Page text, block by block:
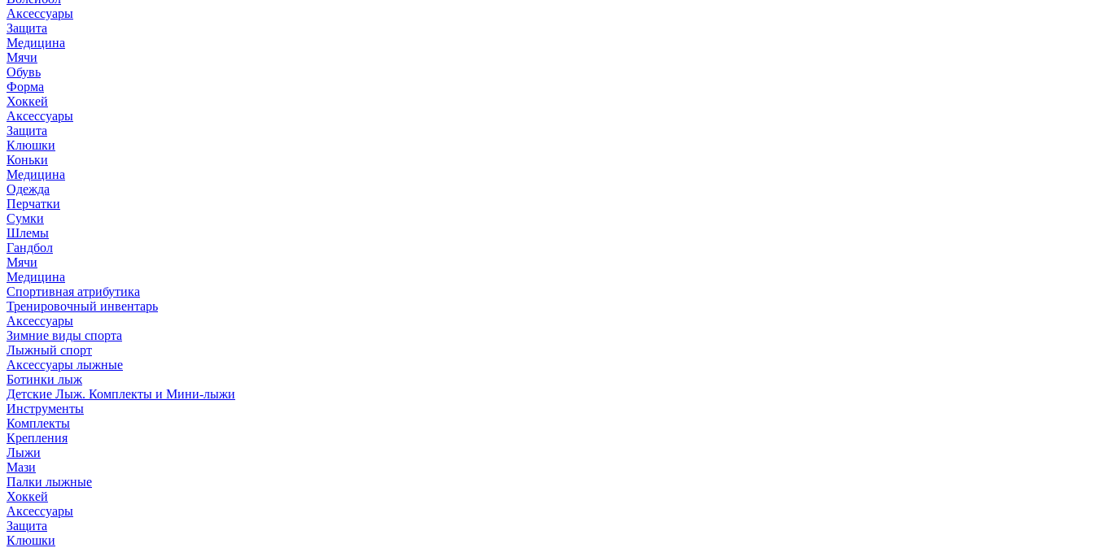
Аксессуары
Защита
Медицина
Мячи
Обувь
Форма
Хоккей
Аксессуары
Защита
Клюшки
Коньки
Медицина
Одежда
Перчатки
Сумки
Шлемы
Гандбол
Мячи
Медицина
Спортивная атрибутика
Тренировочный инвентарь
Аксессуары
Зимние виды спорта
Лыжный спорт
Аксессуары лыжные
Ботинки лыж
Детские Лыж. Комплекты и Мини-лыжи
Инструменты
Комплекты
Крепления
Лыжи
Мази
Палки лыжные
Хоккей
Аксессуары
Защита
Клюшки